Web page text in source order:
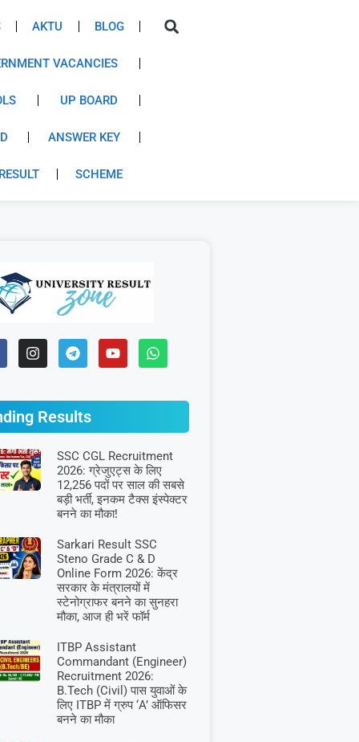
AKTU BLOG
VACANCIES
UP BOARD
ANSWER KEY
SCHEME
Results
SSC CGL Recruitment
2026: ग्रेजुएट्स के लिए
12,256 पदों पर साल की सबसे
बड़ी भर्ती, इनकम टैक्स इंस्पेक्टर
बनने का मौका!
Sarkari Result SSC
Steno Grade C & D
Online Form 2026: केंद्र
सरकार के मंत्रालयों में
स्टेनोग्राफर बनने का सुनहरा
मौका, आज ही भरें फॉर्म
ITBP Assistant
Commandant (Engineer)
Recruitment 2026:
B.Tech (Civil) पास युवाओं के
लिए ITBP में ग्रुप ‘A’ ऑफिसर
बनने का मौका